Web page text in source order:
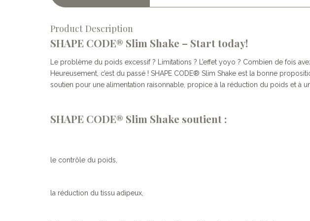
Product Description
SHAPE CODE® Slim Shake – Start today!
Le problème du poids excessif ? Limitations ? L’effet yoyo ? Combien de fois
Heureusement, c’est du passé ! SHAPE CODE® Slim Shake est la bonne
soutien pour une alimentation raisonnable, propice à la réduction du poids et à
SHAPE CODE® Slim Shake soutient :
le contrôle du poids,
la réduction du tissu adipeux,